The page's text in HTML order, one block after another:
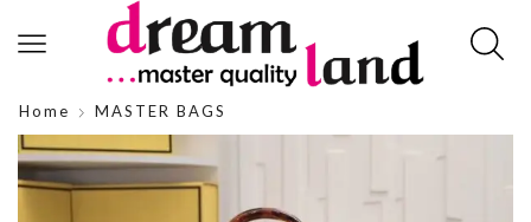
Home MASTER BAGS